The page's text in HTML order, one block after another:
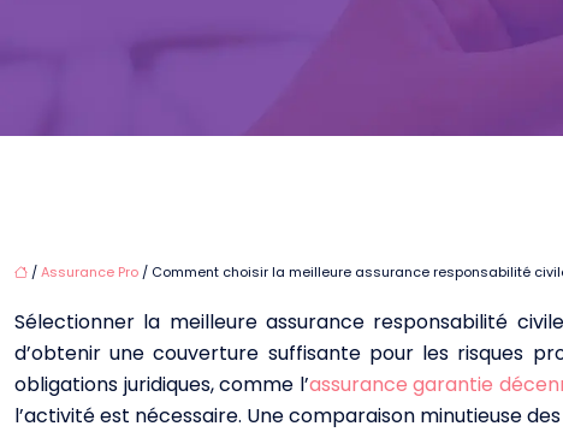
/Assurance Pro / Comment choisir la meilleure assurance responsabilité
Sélectionner la meilleure assurance responsabilité
d’obtenir une couverture suffisante pour les risques
obligations juridiques, comme l’assurance garantie
l’activité est nécessaire. Une comparaison minutieuse